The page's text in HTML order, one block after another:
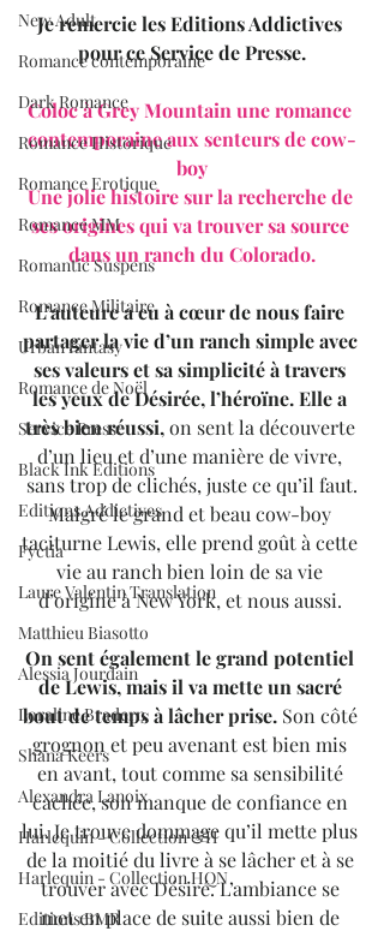
New Adult
Romance contemporaine
Dark Romance
Romance Historique
Romance Erotique
Romance MM
Romantic Suspens
Romance Militaire
Urban fantasy
Romance de Noël
Service Presse
Black Ink Editions
Editions Addictives
Fyctia
Laure Valentin Translation
Matthieu Biasotto
Alessia Jourdain
Loraline Bradern
Shana Keers
Alexandra Lanoix
Harlequin - Collection &H
Harlequin - Collection HQN
Editions BMR
Je remercie les Editions Addictives
pour ce Service de Presse.
Coloc à Grey Mountain une romance
contemporaine aux senteurs de cow-
boy
Une jolie histoire sur la recherche de
ses origines qui va trouver sa source
dans un ranch du Colorado.
L’auteure a eu à cœur de nous faire
partager la vie d’un ranch simple avec
ses valeurs et sa simplicité à travers
les yeux de Désirée, l’héroïne. Elle a
très bien réussi, on sent la découverte
d’un lieu et d’une manière de vivre,
sans trop de clichés, juste ce qu’il faut.
Malgré le grand et beau cow-boy
taciturne Lewis, elle prend goût à cette
vie au ranch bien loin de sa vie
d’origine à New York, et nous aussi.
On sent également le grand potentiel
de Lewis, mais il va mette un sacré
bout de temps à lâcher prise. Son côté
grognon et peu avenant est bien mis
en avant, tout comme sa sensibilité
cachée, son manque de confiance en
lui. Je trouve dommage qu’il mette plus
de la moitié du livre à se lâcher et à se
trouver avec Désiré. L’ambiance se
met en place de suite aussi bien de